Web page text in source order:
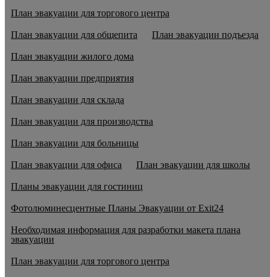
План эвакуации для торгового центра
План эвакуации для общепита План эвакуации подъезда
План эвакуации жилого дома
План эвакуации предприятия
План эвакуации для склада
План эвакуации для производства
План эвакуации для больницы
План эвакуации для офиса План эвакуации для школы
Планы эвакуации для гостиниц
Фотолюминесцентные Планы Эвакуации от Exit24
Необходимая информация для разработки макета плана
эвакуации
План эвакуации для торгового центра